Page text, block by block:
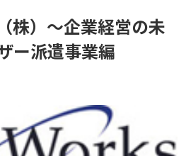
株）～企業経営の未
ー派遣事業編